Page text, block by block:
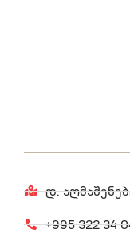
დ.
+995 322 34